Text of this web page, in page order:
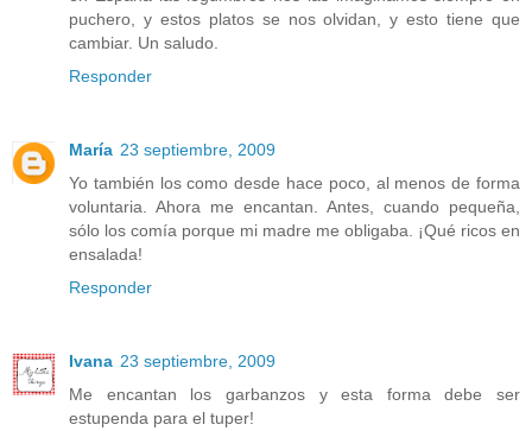
puchero, y estos platos se nos olvidan, y esto tiene que
cambiar. Un saludo.
Responder
María 23 septiembre, 2009
Yo también los como desde hace poco, al menos de forma
voluntaria. Ahora me encantan. Antes, cuando pequeña,
sólo los comía porque mi madre me obligaba. ¡Qué ricos en
ensalada!
Responder
Ivana 23 septiembre, 2009
Me encantan los garbanzos y esta forma debe ser
estupenda para el tuper!